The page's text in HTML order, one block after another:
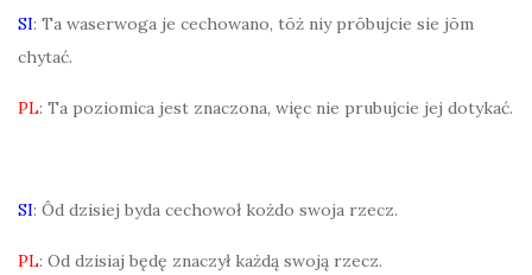
SI: Ta waserwoga je cechowano, tōż niy prōbujcie sie jōm
chytać.
PL: Ta poziomica jest znaczona, więc nie prubujcie jej dotykać.
SI: Ôd dzisiej byda cechowoł kożdo swoja rzecz.
PL: Od dzisiaj będę znaczył każdą swoją rzecz.